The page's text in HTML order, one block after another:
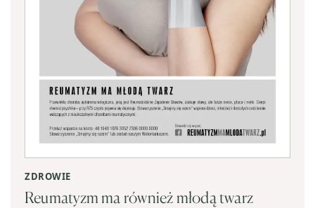
ZDROWIE
Reumatyzm ma również młodą twarz